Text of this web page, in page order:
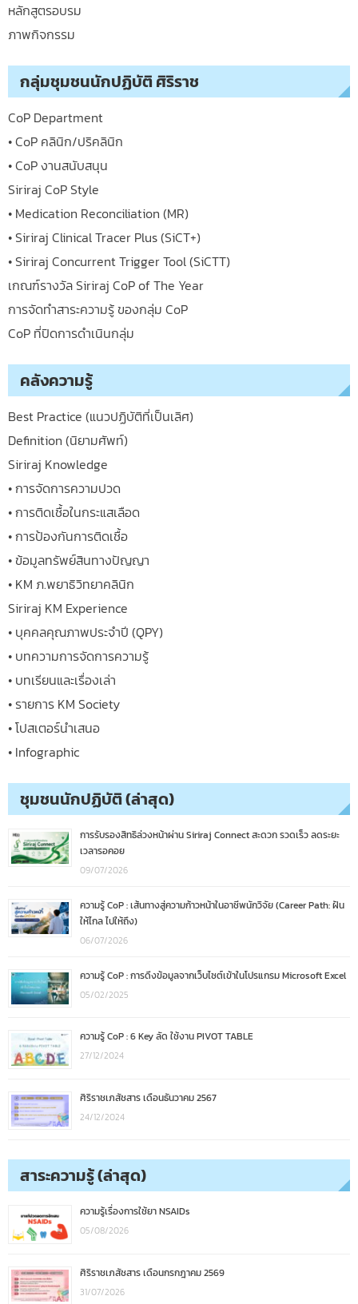
หลักสูตรอบรม
ภาพกิจกรรม
กลุ่มชุมชนนักปฏิบัติ ศิริราช
CoP Department
• CoP คลินิก/ปริคลินิก
• CoP งานสนับสนุน
Siriraj CoP Style
• Medication Reconciliation (MR)
• Siriraj Clinical Tracer Plus (SiCT+)
• Siriraj Concurrent Trigger Tool (SiCTT)
เกณฑ์รางวัล Siriraj CoP of The Year
การจัดทำสาระความรู้ ของกลุ่ม CoP
CoP ที่ปิดการดำเนินกลุ่ม
คลังความรู้
Best Practice (แนวปฏิบัติที่เป็นเลิศ)
Definition (นิยามศัพท์)
Siriraj Knowledge
• การจัดการความปวด
• การติดเชื้อในกระแสเลือด
• การป้องกันการติดเชื้อ
• ข้อมูลทรัพย์สินทางปัญญา
• KM ภ.พยาธิวิทยาคลินิก
Siriraj KM Experience
• บุคคลคุณภาพประจำปี (QPY)
• บทความการจัดการความรู้
• บทเรียนและเรื่องเล่า
• รายการ KM Society
• โปสเตอร์นำเสนอ
• Infographic
ชุมชนนักปฏิบัติ (ล่าสุด)
การรับรองสิทธิล่วงหน้าผ่าน Siriraj Connect สะดวก รวดเร็ว ลดระยะ
เวลารอคอย
09/07/2026
ความรู้ CoP : เส้นทางสู่ความก้าวหน้าในอาชีพนักวิจัย (Career Path: ฝัน
ให้ไกล ไปให้ถึง)
06/07/2026
ความรู้ CoP : การดึงข้อมูลจากเว็บไซต์เข้าในโปรแกรม Microsoft Excel
05/02/2025
ความรู้ CoP : 6 Key ลัด ใช้งาน PIVOT TABLE
27/12/2024
ศิริราชเภสัชสาร เดือนธันวาคม 2567
24/12/2024
สาระความรู้ (ล่าสุด)
ความรู้เรื่องการใช้ยา NSAIDs
05/08/2026
ศิริราชเภสัชสาร เดือนกรกฎาคม 2569
31/07/2026